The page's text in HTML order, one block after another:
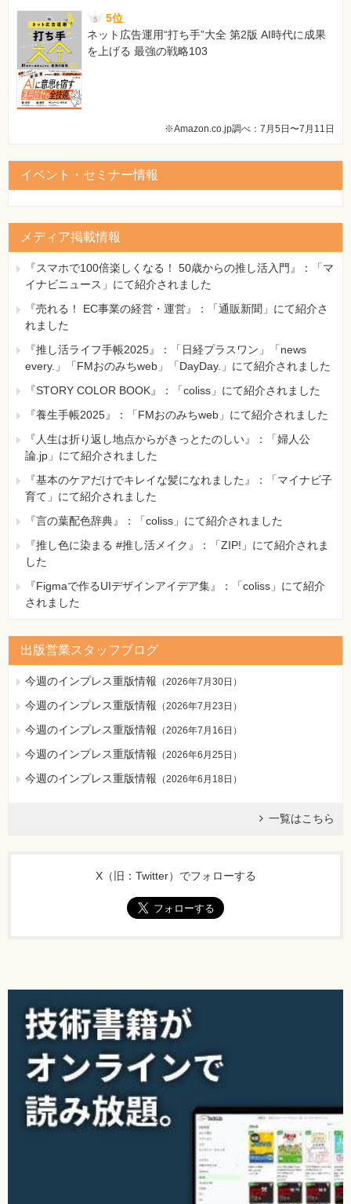
5位
ネット広告運用“打ち手”大全 第2版 AI時代に成果
を上げる 最強の戦略103
※Amazon.co.jp調べ：7月5日〜7月11日
イベント・セミナー情報
メディア掲載情報
『スマホで100倍楽しくなる！ 50歳からの推し活入門』：「マ
イナビニュース」にて紹介されました
『売れる！ EC事業の経営・運営』：「通販新聞」にて紹介さ
れました
『推し活ライフ手帳2025』：「日経プラスワン」「news
every.」「FMおのみちweb」「DayDay.」にて紹介されました
『STORY COLOR BOOK』：「coliss」にて紹介されました
『養生手帳2025』：「FMおのみちweb」にて紹介されました
『人生は折り返し地点からがきっとたのしい』：「婦人公
論.jp」にて紹介されました
『基本のケアだけでキレイな髪になれました』：「マイナビ子
育て」にて紹介されました
『言の葉配色辞典』：「coliss」にて紹介されました
『推し色に染まる #推し活メイク』：「ZIP!」にて紹介されま
した
『Figmaで作るUIデザインアイデア集』：「coliss」にて紹介
されました
出版営業スタッフブログ
今週のインプレス重版情報 （2026年7月30日 ）
今週のインプレス重版情報 （2026年7月23日 ）
今週のインプレス重版情報 （2026年7月16日 ）
今週のインプレス重版情報 （2026年6月25日 ）
今週のインプレス重版情報 （2026年6月18日 ）
一覧はこちら
X（旧：Twitter）でフォローする